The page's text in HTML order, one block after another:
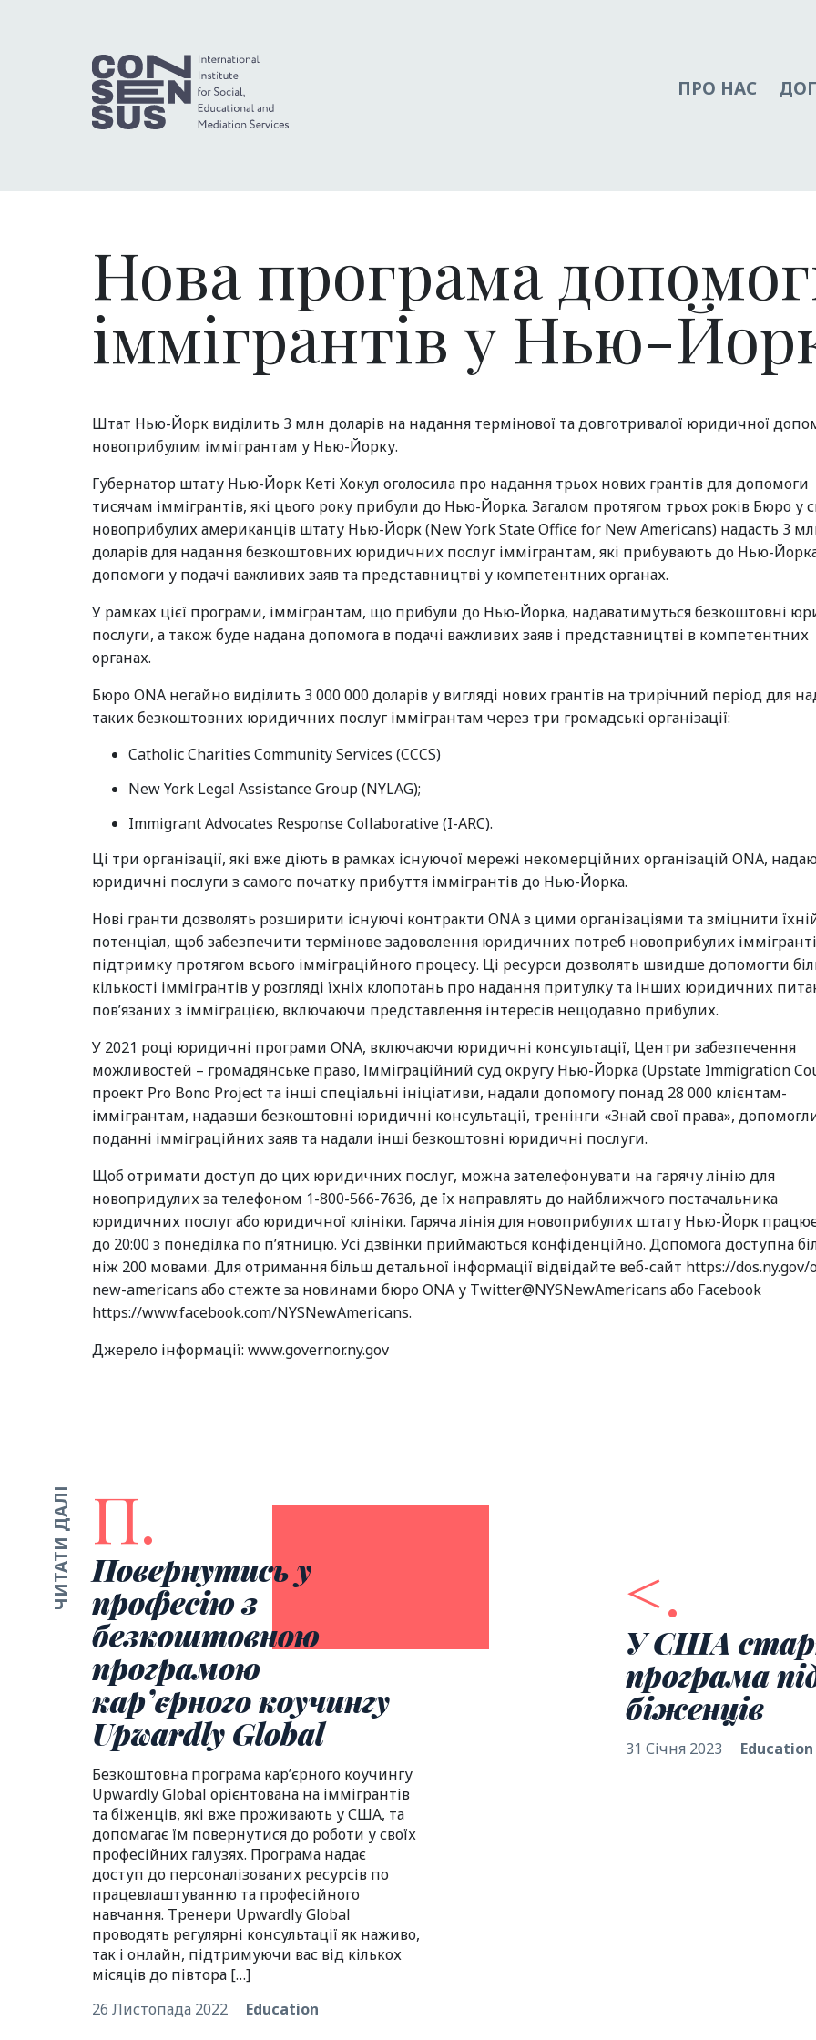
ПРО НАС
Нова програма
iммiгрантiв у Нью-
Штат Нью-Йорк виділить 3 млн доларів на надання термінової та довготривалої юридичної
новоприбулим іммігрантам у Нью-Йорку.
Губернатор штату Нью-Йорк Кеті Хокул оголосила про надання трьох нових грантів для допомоги
тисячам іммігрантів, які цього року прибули до Нью-Йорка. Загалом протягом трьох років Бюро у
новоприбулих американців штату Нью-Йорк (New York State Office for New Americans) надасть 3
доларів для надання безкоштовних юридичних послуг іммігрантам, які прибувають до Нью-
допомоги у подачі важливих заяв та представництві у компетентних органах.
У рамках цієї програми, іммігрантам, що прибули до Нью-Йорка, надаватимуться безкоштовні
послуги, а також буде надана допомога в подачі важливих заяв і представництві в компетентних
органах.
Бюро ONA негайно виділить 3 000 000 доларів у вигляді нових грантів на трирічний період для
таких безкоштовних юридичних послуг іммігрантам через три громадські організації:
Catholic Charities Community Services (CCCS)
New York Legal Assistance Group (NYLAG);
Immigrant Advocates Response Collaborative (I-ARC).
Ці три організації, які вже діють в рамках існуючої мережі некомерційних організацій ONA,
юридичні послуги з самого початку прибуття іммігрантів до Нью-Йорка.
Нові гранти дозволять розширити існуючі контракти ONA з цими організаціями та зміцнити
потенціал, щоб забезпечити термінове задоволення юридичних потреб новоприбулих
підтримку протягом всього імміграційного процесу. Ці ресурси дозволять швидше допомогти
кількості іммігрантів у розгляді їхніх клопотань про надання притулку та інших юридичних
пов’язаних з імміграцією, включаючи представлення інтересів нещодавно прибулих.
У 2021 році юридичні програми ONA, включаючи юридичні консультації, Центри забезпечення
можливостей – громадянське право, Імміграційний суд округу Нью-Йорка (Upstate Immigration
проект Pro Bono Project та інші спеціальні ініціативи, надали допомогу понад 28 000 клієнтам-
іммігрантам, надавши безкоштовні юридичні консультації, тренінги «Знай свої права»,
поданні імміграційних заяв та надали інші безкоштовні юридичні послуги.
Щоб отримати доступ до цих юридичних послуг, можна зателефонувати на гарячу лінію для
новопридулих за телефоном 1-800-566-7636, де їх направлять до найближчого постачальника
юридичних послуг або юридичної клініки. Гаряча лінія для новоприбулих штату Нью-Йорк
до 20:00 з понеділка по п’ятницю. Усі дзвінки приймаються конфіденційно. Допомога доступна
ніж 200 мовами. Для отримання більш детальної інформації відвідайте веб-сайт https://dos.ny.gov/
new-americans або стежте за новинами бюро ONA у Twitter@NYSNewAmericans або Facebook
https://www.facebook.com/NYSNewAmericans.
Джерело інформації: www.governor.ny.gov
ЧИТАТИ ДАЛІ П.
Повернутись у
професію з
безкоштовною
програмою
кар’єрного коучингу
Upwardly Global
Безкоштовна програма кар’єрного коучингу
Upwardly Global орієнтована на іммігрантів
та біженців, які вже проживають у США, та
допомагає їм повернутися до роботи у своїх
професійних галузях. Програма надає
доступ до персоналізованих ресурсів по
працевлаштуванню та професійного
навчання. Тренери Upwardly Global
проводять регулярні консультації як наживо,
так і онлайн, підтримуючи вас від кількох
місяців до півтора […]
26 Листопада 2022
Education
<.
У США
програма
біженців
31 Січня 2023 Education